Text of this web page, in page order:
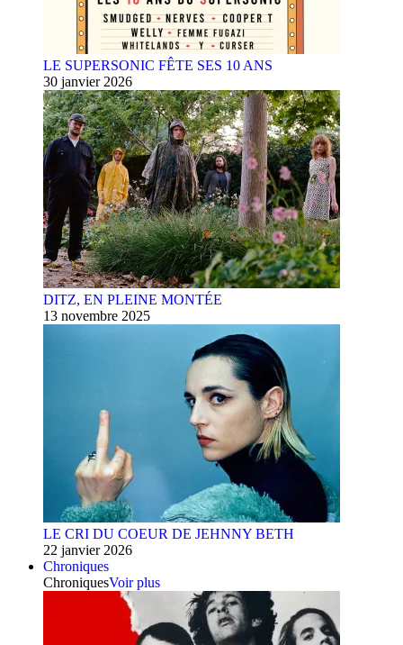
LE SUPERSONIC FÊTE SES 10 ANS
30 janvier 2026
DITZ, EN PLEINE MONTÉE
13 novembre 2025
LE CRI DU COEUR DE JEHNNY BETH
22 janvier 2026
Chroniques
ChroniquesVoir plus